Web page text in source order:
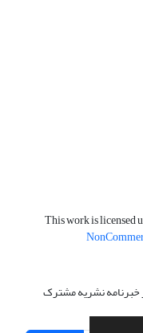
This work is licensed
خبرنامه نشریه مشترک